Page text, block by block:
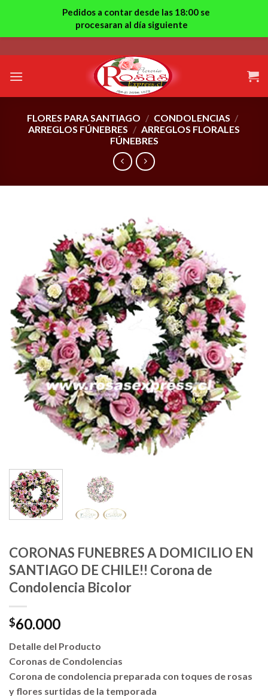
to
content
FLORES PARA SANTIAGO / CONDOLENCIAS /
ARREGLOS FÚNEBRES / ARREGLOS FLORALES
FÚNEBRES
CORONAS FUNEBRES A DOMICILIO EN
SANTIAGO DE CHILE!! Corona de
Condolencia Bicolor
$60.000
Detalle del Producto
Coronas de Condolencias
Corona de condolencia preparada con toques de rosas
y flores surtidas de la temporada
Pedidos a contar desde las 18:00 se
procesaran al día siguiente